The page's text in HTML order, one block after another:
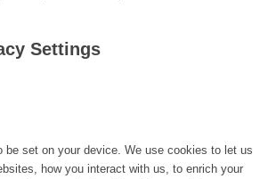
Settings
be set on your device. We use cookies to let us
how you interact with us, to enrich your